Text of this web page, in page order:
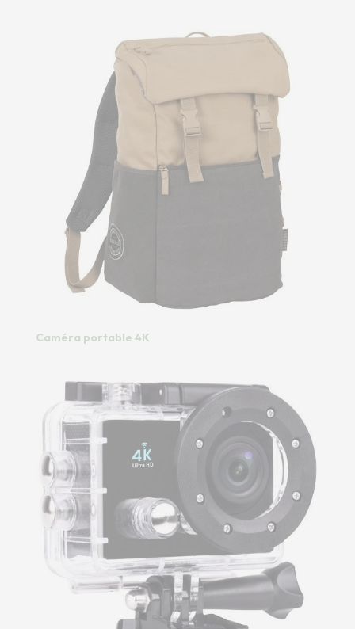
Caméra portable 4K